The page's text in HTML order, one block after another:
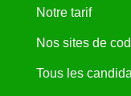
Notre tarif
Nos sites de
Tous les